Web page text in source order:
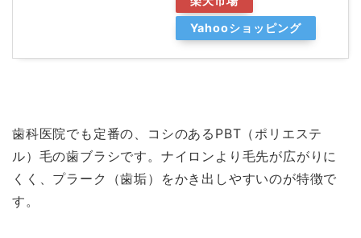
Yahooショッピング
歯科医院でも定番の、コシのあるPBT（ポリエステ
ル）毛の歯ブラシです。ナイロンより毛先が広がりに
くく、プラーク（歯垢）をかき出しやすいのが特徴で
す。